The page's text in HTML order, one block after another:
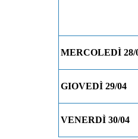
MERCOLEDÌ 28/
GIOVEDÌ 29/04
VENERDÌ 30/04